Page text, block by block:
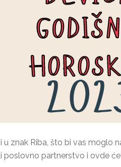
u znak Riba, što bi vas moglo
poslovno partnerstvo i ovde